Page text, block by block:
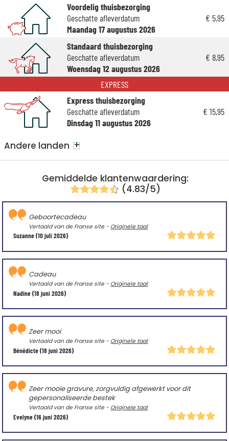
Gemiddelde klantenwaardering:
(4.83/5)
Suzanne(10 juli 2026)
Geboortecadeau
Vertaald van de Franse site - Originele taal
Nadine(18 juni 2026)
Cadeau
Vertaald van de Franse site - Originele taal
Bénédicte(18 juni 2026)
Zeer mooi
Vertaald van de Franse site - Originele taal
Evelyne(16 juni 2026)
Zeer mooie gravure, zorgvuldig afgewerkt voor dit
gepersonaliseerde bestek
Vertaald van de Franse site - Originele taal
Voordelig thuisbezorging
Geschatte afleverdatum
Maandag 17 augustus 2026
€ 5,95
Standaard thuisbezorging
Geschatte afleverdatum
Woensdag 12 augustus 2026
€ 8,95
EXPRESS
Express thuisbezorging
Geschatte afleverdatum
Dinsdag 11 augustus 2026
€ 15,95
Andere landen +